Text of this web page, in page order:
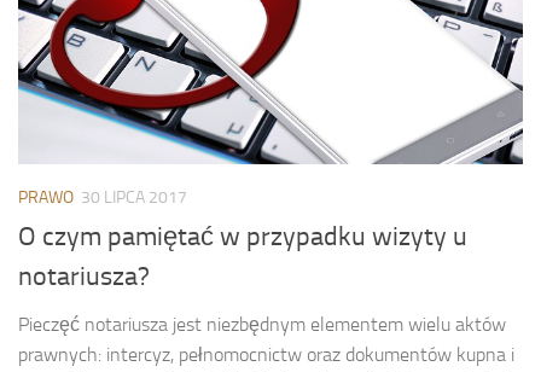
PRAWO 30 LIPCA 2017
O czym pamiętać w przypadku wizyty u
notariusza?
Pieczęć notariusza jest niezbędnym elementem wielu aktów
prawnych: intercyz, pełnomocnictw oraz dokumentów kupna i